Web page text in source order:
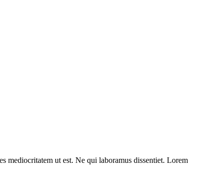
mediocritatem ut est. Ne qui laboramus dissentiet. Lorem